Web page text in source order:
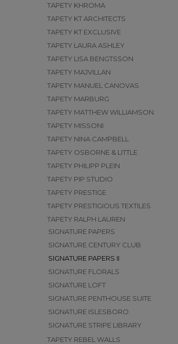
TAPETY KHROMA
TAPETY KT ARCHITECTS
TAPETY KT EXCLUSIVE
TAPETY LAURA ASHLEY
TAPETY LISA BENGTSSON
TAPETY MAJVILLAN
TAPETY MANUEL CANOVAS
TAPETY MARBURG
TAPETY MATTHEW WILLIAMSON
TAPETY MISSONI
TAPETY NINA CAMPBELL
TAPETY OSBORNE & LITTLE
TAPETY PHILIPP PLEIN
TAPETY PIP STUDIO
TAPETY PRESTIGE
TAPETY PRESTIGIOUS TEXTILES
TAPETY RALPH LAUREN
SIGNATURE PAPERS
SIGNATURE CENTURY CLUB
SIGNATURE PAPERS II
SIGNATURE FLORALS
SIGNATURE LOFT
SIGNATURE PENTHOUSE SUITE
SIGNATURE ISLESBORO
SIGNATURE STRIPE LIBRARY
TAPETY REBEL WALLS